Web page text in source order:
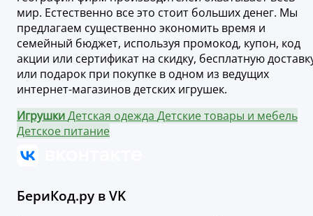
мир. Естественно все это стоит больших денег. Мы
предлагаем существенно экономить время и
семейный бюджет, используя промокод, купон, код
акции или сертификат на скидку, бесплатную
или подарок при покупке в одном из ведущих
интернет-магазинов детских игрушек.
ИгрушкиДетская одежда Детские товары и мебель
Детское питание
БериКод.ру в VK